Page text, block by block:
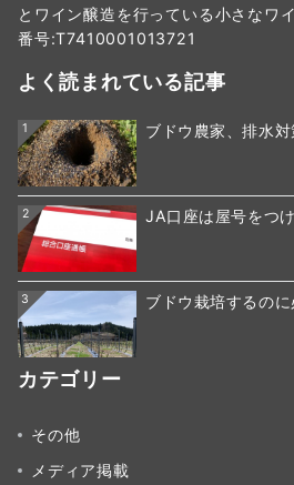
とワイン醸造を行っている小さなワ
番号:T7410001013721
よく読まれている記事
1 ブドウ農家、排水
2 JA口座は屋号をつ
3 ブドウ栽培するの
カテゴリー
その他
メディア掲載